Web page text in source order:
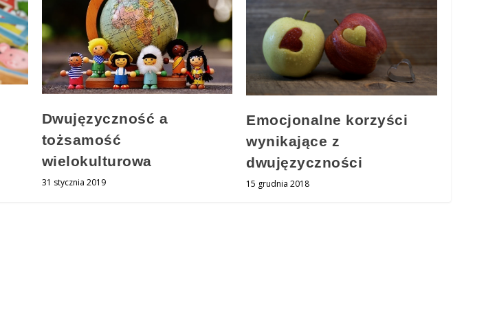
Dwujęzyczność a
tożsamość
wielokulturowa
31 stycznia 2019
Emocjonalne korzyści
wynikające z
dwujęzyczności
15 grudnia 2018